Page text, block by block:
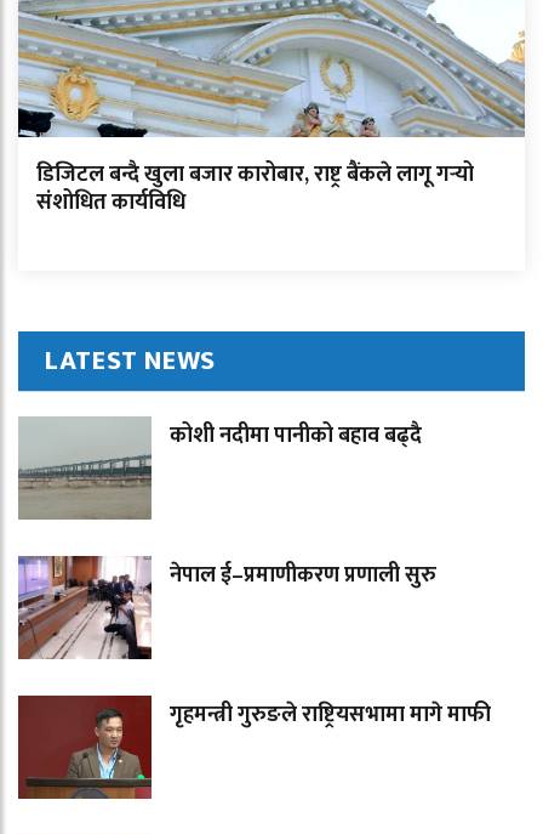
डिजिटल बन्दै खुला बजार कारोबार, राष्ट्र बैंकले लागू गर्‍यो
संशोधित कार्यविधि
LATEST NEWS
कोशी नदीमा पानीको बहाव बढ्दै
नेपाल ई–प्रमाणीकरण प्रणाली सुरु
गृहमन्त्री गुरुङले राष्ट्रियसभामा मागे माफी